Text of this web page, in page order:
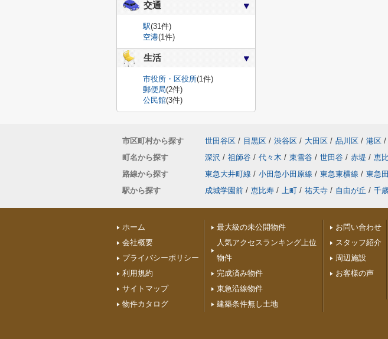
交通
駅(31件)
空港(1件)
生活
市役所・区役所(1件)
郵便局(2件)
公民館(3件)
市区町村から探す 世田谷区 / 目黒区 / 渋谷区 / 大田区 / 品川区 / 港区 /
町名から探す
深沢 / 祖師谷 / 代々木 / 東雪谷 / 世田谷 / 赤堤 / 恵
路線から探す
東急大井町線 / 小田急小田原線 / 東急東横線 / 東急
駅から探す
成城学園前 / 恵比寿 / 上町 / 祐天寺 / 自由が丘 / 千
ホーム
会社概要
プライバシーポリシー
利用規約
サイトマップ
物件カタログ
最大級の未公開物件
人気アクセスランキング上位
物件
完成済み物件
東急沿線物件
建築条件無し土地
お問い合わせ
スタッフ紹介
周辺施設
お客様の声